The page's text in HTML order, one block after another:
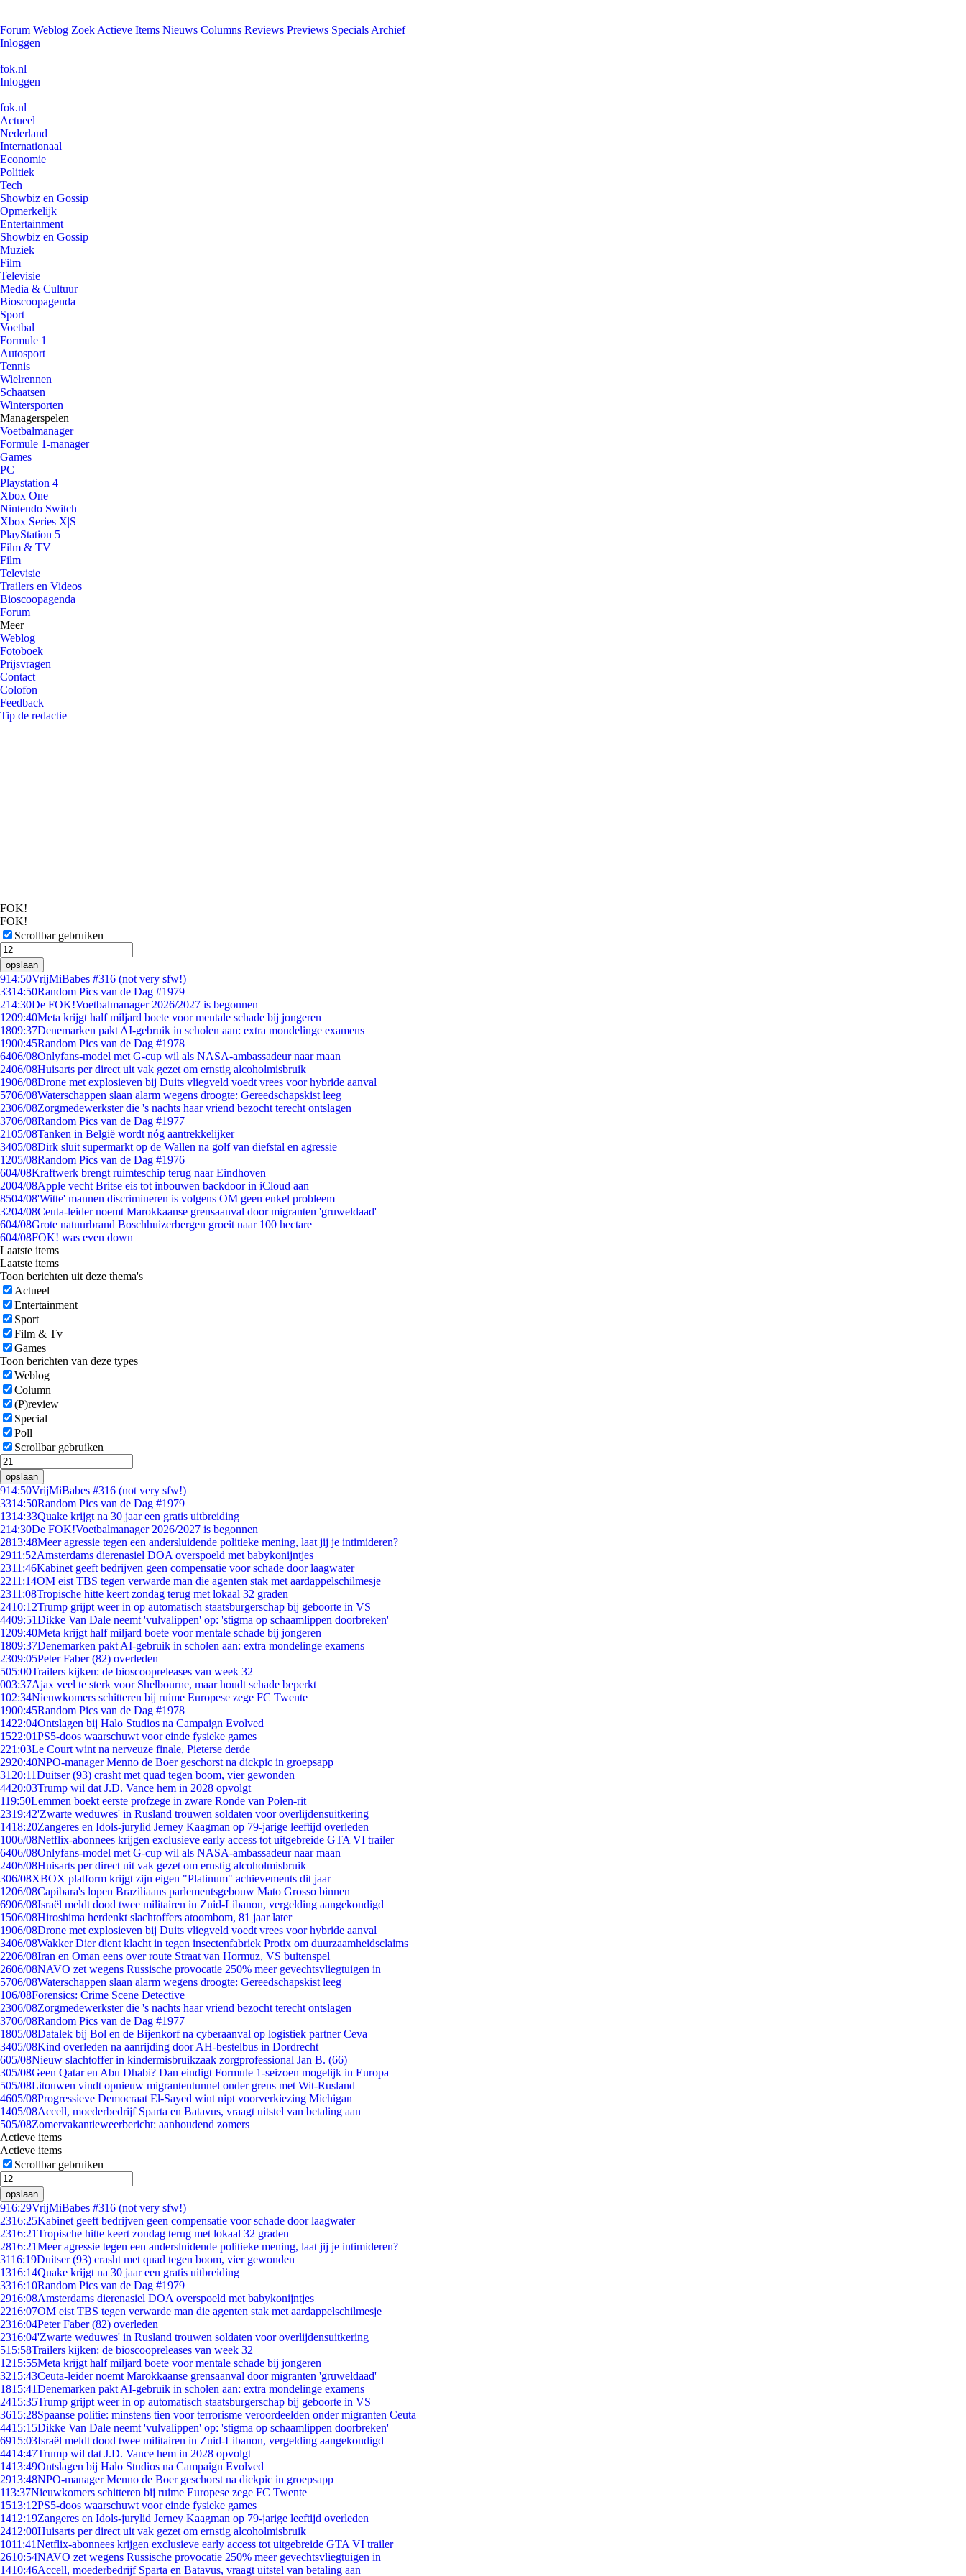
Forum Weblog Zoek Actieve Items Nieuws Columns Reviews Previews Specials Archief
Inloggen
fok.nl
Inloggen
fok.nl
Actueel
Nederland
Internationaal
Economie
Politiek
Tech
Showbiz en Gossip
Opmerkelijk
Entertainment
Showbiz en Gossip
Muziek
Film
Televisie
Media & Cultuur
Bioscoopagenda
Sport
Voetbal
Formule 1
Autosport
Tennis
Wielrennen
Schaatsen
Wintersporten
Managerspelen
Voetbalmanager
Formule 1-manager
Games
PC
Playstation 4
Xbox One
Nintendo Switch
Xbox Series X|S
PlayStation 5
Film & TV
Film
Televisie
Trailers en Videos
Bioscoopagenda
Forum
Meer
Weblog
Fotoboek
Prijsvragen
Contact
Colofon
Feedback
Tip de redactie
FOK!
FOK!
Scrollbar gebruiken
opslaan
914:50VrijMiBabes #316 (not very sfw!)
3314:50Random Pics van de Dag #1979
214:30De FOK!Voetbalmanager 2026/2027 is begonnen
1209:40Meta krijgt half miljard boete voor mentale schade bij jongeren
1809:37Denemarken pakt AI-gebruik in scholen aan: extra mondelinge examens
1900:45Random Pics van de Dag #1978
6406/08Onlyfans-model met G-cup wil als NASA-ambassadeur naar maan
2406/08Huisarts per direct uit vak gezet om ernstig alcoholmisbruik
1906/08Drone met explosieven bij Duits vliegveld voedt vrees voor hybride aanval
5706/08Waterschappen slaan alarm wegens droogte: Gereedschapskist leeg
2306/08Zorgmedewerkster die 's nachts haar vriend bezocht terecht ontslagen
3706/08Random Pics van de Dag #1977
2105/08Tanken in België wordt nóg aantrekkelijker
3405/08Dirk sluit supermarkt op de Wallen na golf van diefstal en agressie
1205/08Random Pics van de Dag #1976
604/08Kraftwerk brengt ruimteschip terug naar Eindhoven
2004/08Apple vecht Britse eis tot inbouwen backdoor in iCloud aan
8504/08'Witte' mannen discrimineren is volgens OM geen enkel probleem
3204/08Ceuta-leider noemt Marokkaanse grensaanval door migranten 'gruweldaad'
604/08Grote natuurbrand Boschhuizerbergen groeit naar 100 hectare
604/08FOK! was even down
Laatste items
Laatste items
Toon berichten uit deze thema's
Actueel
Entertainment
Sport
Film & Tv
Games
Toon berichten van deze types
Weblog
Column
(P)review
Special
Poll
Scrollbar gebruiken
opslaan
914:50VrijMiBabes #316 (not very sfw!)
3314:50Random Pics van de Dag #1979
1314:33Quake krijgt na 30 jaar een gratis uitbreiding
214:30De FOK!Voetbalmanager 2026/2027 is begonnen
2813:48Meer agressie tegen een andersluidende politieke mening, laat jij je intimideren?
2911:52Amsterdams dierenasiel DOA overspoeld met babykonijntjes
2311:46Kabinet geeft bedrijven geen compensatie voor schade door laagwater
2211:14OM eist TBS tegen verwarde man die agenten stak met aardappelschilmesje
2311:08Tropische hitte keert zondag terug met lokaal 32 graden
2410:12Trump grijpt weer in op automatisch staatsburgerschap bij geboorte in VS
4409:51Dikke Van Dale neemt 'vulvalippen' op: 'stigma op schaamlippen doorbreken'
1209:40Meta krijgt half miljard boete voor mentale schade bij jongeren
1809:37Denemarken pakt AI-gebruik in scholen aan: extra mondelinge examens
2309:05Peter Faber (82) overleden
505:00Trailers kijken: de bioscoopreleases van week 32
003:37Ajax veel te sterk voor Shelbourne, maar houdt schade beperkt
102:34Nieuwkomers schitteren bij ruime Europese zege FC Twente
1900:45Random Pics van de Dag #1978
1422:04Ontslagen bij Halo Studios na Campaign Evolved
1522:01PS5-doos waarschuwt voor einde fysieke games
221:03Le Court wint na nerveuze finale, Pieterse derde
2920:40NPO-manager Menno de Boer geschorst na dickpic in groepsapp
31 20:11Duitser (93) crasht met quad tegen boom, vier gewonden
4420:03Trump wil dat J.D. Vance hem in 2028 opvolgt
119:50Lemmen boekt eerste profzege in zware Ronde van Polen-rit
2319:42'Zwarte weduwes' in Rusland trouwen soldaten voor overlijdensuitkering
1418:20Zangeres en Idols-jurylid Jerney Kaagman op 79-jarige leeftijd overleden
1006/08Netflix-abonnees krijgen exclusieve early access tot uitgebreide GTA VI trailer
6406/08Onlyfans-model met G-cup wil als NASA-ambassadeur naar maan
2406/08Huisarts per direct uit vak gezet om ernstig alcoholmisbruik
306/08XBOX platform krijgt zijn eigen "Platinum" achievements dit jaar
1206/08Capibara's lopen Braziliaans parlementsgebouw Mato Grosso binnen
6906/08Israël meldt dood twee militairen in Zuid-Libanon, vergelding aangekondigd
1506/08Hiroshima herdenkt slachtoffers atoombom, 81 jaar later
1906/08Drone met explosieven bij Duits vliegveld voedt vrees voor hybride aanval
3406/08Wakker Dier dient klacht in tegen insectenfabriek Protix om duurzaamheidsclaims
2206/08Iran en Oman eens over route Straat van Hormuz, VS buitenspel
2606/08NAVO zet wegens Russische provocatie 250% meer gevechtsvliegtuigen in
5706/08Waterschappen slaan alarm wegens droogte: Gereedschapskist leeg
106/08Forensics: Crime Scene Detective
2306/08Zorgmedewerkster die 's nachts haar vriend bezocht terecht ontslagen
3706/08Random Pics van de Dag #1977
1805/08Datalek bij Bol en de Bijenkorf na cyberaanval op logistiek partner Ceva
3405/08Kind overleden na aanrijding door AH-bestelbus in Dordrecht
605/08Nieuw slachtoffer in kindermisbruikzaak zorgprofessional Jan B. (66)
305/08Geen Qatar en Abu Dhabi? Dan eindigt Formule 1-seizoen mogelijk in Europa
505/08Litouwen vindt opnieuw migrantentunnel onder grens met Wit-Rusland
4605/08Progressieve Democraat El-Sayed wint nipt voorverkiezing Michigan
1405/08Accell, moederbedrijf Sparta en Batavus, vraagt uitstel van betaling aan
505/08Zomervakantieweerbericht: aanhoudend zomers
Actieve items
Actieve items
Scrollbar gebruiken
opslaan
916:29VrijMiBabes #316 (not very sfw!)
2316:25Kabinet geeft bedrijven geen compensatie voor schade door laagwater
2316:21Tropische hitte keert zondag terug met lokaal 32 graden
2816:21Meer agressie tegen een andersluidende politieke mening, laat jij je intimideren?
3116:19Duitser (93) crasht met quad tegen boom, vier gewonden
1316:14Quake krijgt na 30 jaar een gratis uitbreiding
3316:10Random Pics van de Dag #1979
2916:08Amsterdams dierenasiel DOA overspoeld met babykonijntjes
2216:07OM eist TBS tegen verwarde man die agenten stak met aardappelschilmesje
2316:04Peter Faber (82) overleden
2316:04'Zwarte weduwes' in Rusland trouwen soldaten voor overlijdensuitkering
515:58Trailers kijken: de bioscoopreleases van week 32
1215:55Meta krijgt half miljard boete voor mentale schade bij jongeren
3215:43Ceuta-leider noemt Marokkaanse grensaanval door migranten 'gruweldaad'
1815:41Denemarken pakt AI-gebruik in scholen aan: extra mondelinge examens
2415:35Trump grijpt weer in op automatisch staatsburgerschap bij geboorte in VS
3615:28Spaanse politie: minstens tien voor terrorisme veroordeelden onder migranten Ceuta
4415:15Dikke Van Dale neemt 'vulvalippen' op: 'stigma op schaamlippen doorbreken'
6915:03Israël meldt dood twee militairen in Zuid-Libanon, vergelding aangekondigd
4414:47Trump wil dat J.D. Vance hem in 2028 opvolgt
1413:49Ontslagen bij Halo Studios na Campaign Evolved
2913:48NPO-manager Menno de Boer geschorst na dickpic in groepsapp
113:37Nieuwkomers schitteren bij ruime Europese zege FC Twente
1513:12PS5-doos waarschuwt voor einde fysieke games
1412:19Zangeres en Idols-jurylid Jerney Kaagman op 79-jarige leeftijd overleden
2412:00Huisarts per direct uit vak gezet om ernstig alcoholmisbruik
1011:41Netflix-abonnees krijgen exclusieve early access tot uitgebreide GTA VI trailer
2610:54NAVO zet wegens Russische provocatie 250% meer gevechtsvliegtuigen in
1410:46Accell, moederbedrijf Sparta en Batavus, vraagt uitstel van betaling aan